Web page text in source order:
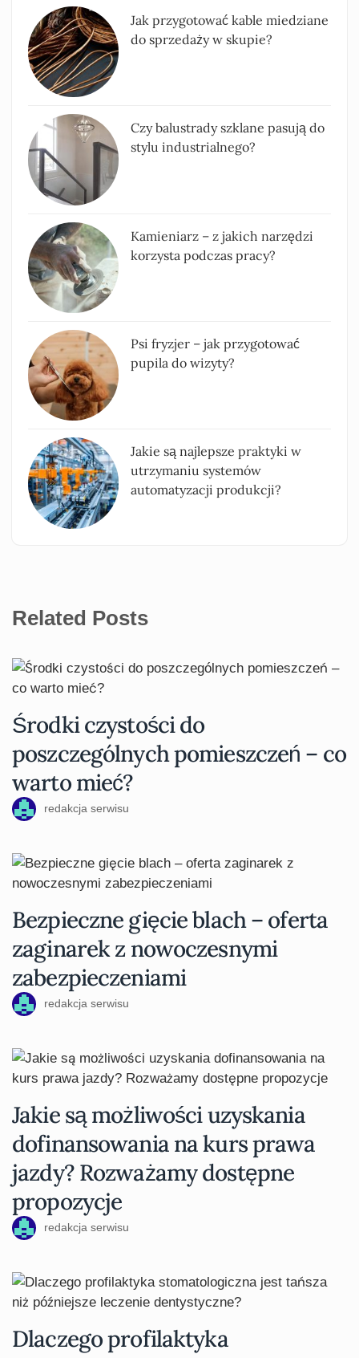
Jak przygotować kable miedziane
do sprzedaży w skupie?
Czy balustrady szklane pasują do
stylu industrialnego?
Kamieniarz – z jakich narzędzi
korzysta podczas pracy?
Psi fryzjer – jak przygotować
pupila do wizyty?
Jakie są najlepsze praktyki w
utrzymaniu systemów
automatyzacji produkcji?
Related Posts
Środki czystości do
poszczególnych pomieszczeń – co
warto mieć?
redakcja serwisu
Bezpieczne gięcie blach – oferta
zaginarek z nowoczesnymi
zabezpieczeniami
redakcja serwisu
Jakie są możliwości uzyskania
dofinansowania na kurs prawa
jazdy? Rozważamy dostępne
propozycje
redakcja serwisu
Dlaczego profilaktyka